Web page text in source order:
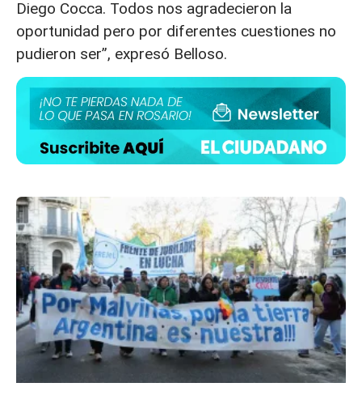
Diego Cocca. Todos nos agradecieron la
oportunidad pero por diferentes cuestiones no
pudieron ser”, expresó Belloso.